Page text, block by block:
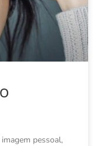
pessoal,